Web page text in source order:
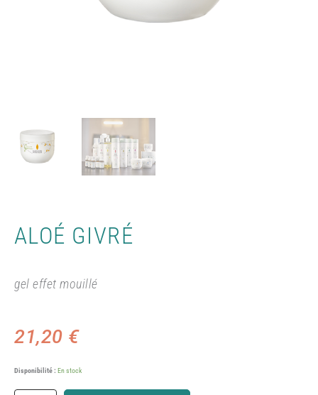
ALOÉ GIVRÉ
gel effet mouillé
21,20 €
Disponibilité : En stock
quantité